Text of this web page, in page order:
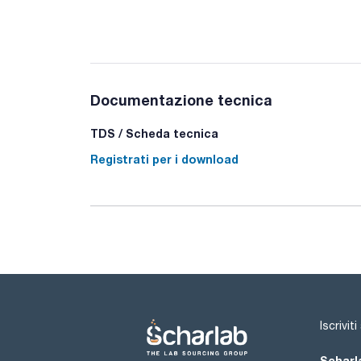
Documentazione tecnica
TDS / Scheda tecnica
Registrati per i download